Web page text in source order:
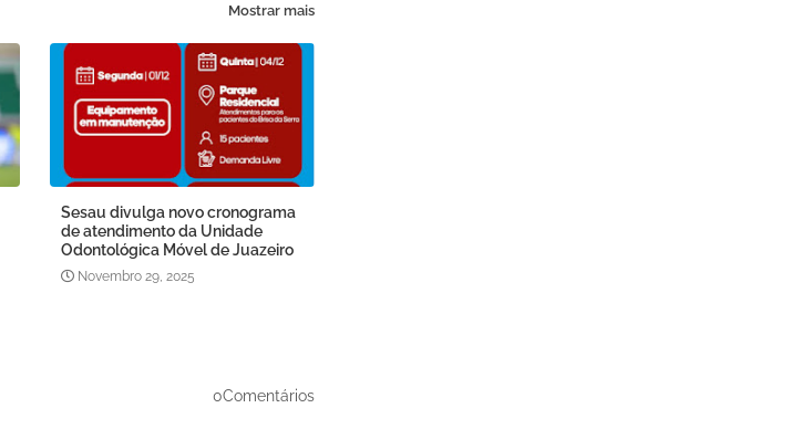
Mostrar mais
Sesau divulga novo cronograma
de atendimento da Unidade
Odontológica Móvel de Juazeiro
Novembro 29, 2025
0Comentários